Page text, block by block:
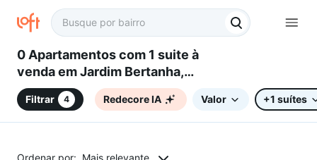
0 Apartamentos com 1 suite à
venda em Jardim Bertanha,
Sorocaba, SP
Filtrar 4 Redecore IA Valor +1 suítes
Ordenar por: Mais relevante